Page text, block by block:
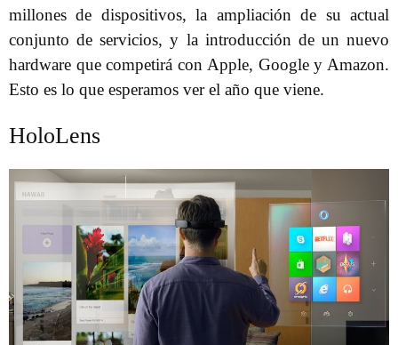
millones de dispositivos, la ampliación de su actual
conjunto de servicios, y la introducción de un nuevo
hardware que competirá con Apple, Google y Amazon.
Esto es lo que esperamos ver el año que viene.
HoloLens